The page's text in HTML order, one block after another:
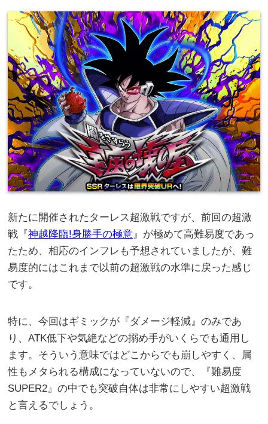
新たに開催されたターレス超激戦ですが、前回の超激
戦『神越降臨!身勝手の極意』が極めて高難易度であっ
たため、相応のインフレも予想されていましたが、難
易度的にはこれまで以前の超激戦の水準に戻った感じ
です。
特に、今回はギミックが『ダメージ軽減』のみであ
り、ATK低下や気絶などの搦め手がいくらでも通用し
ます。そういう意味ではどこからでも崩しやすく、属
性もメタられる構成になっていないので、『難易度
SUPER2』の中でも突破自体は非常にしやすい超激戦
と言えるでしょう。